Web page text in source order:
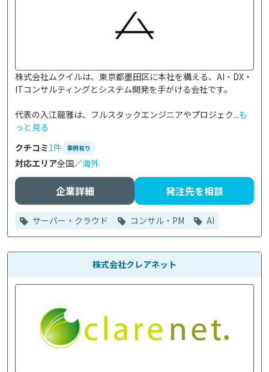
株式会社ムクイルは、東京都墨田区に本社を構える、AI・DX・
ITコンサルティングとシステム開発を手がける会社です。
代表の入江龍雅は、フルスタックエンジニアやプロジェク...も
っと見る
クチコミ1件 事例有り
対応エリア全国／海外
企業詳細 発注先を相談
サーバー・クラウド コンサル・PM AI
株式会社クレアネット